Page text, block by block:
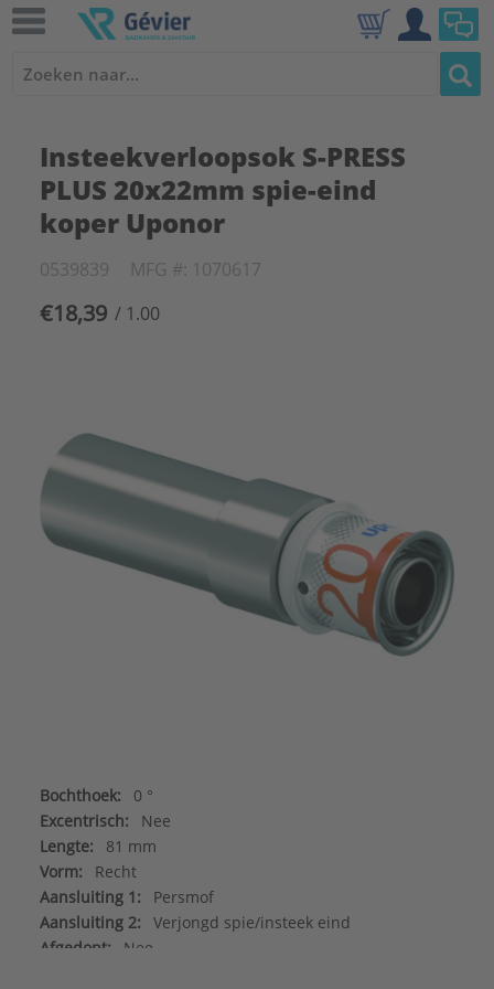
Insteekverloopsok S-PRESS
PLUS 20x22mm spie-eind
koper Uponor
0539839 MFG #: 1070617
€18,39 / 1.00
Bochthoek:
0 °
Excentrisch:
Nee
Lengte:
81 mm
Vorm:
Recht
Aansluiting 1:
Persmof
Aansluiting 2:
Verjongd spie/insteek eind
Afgedopt:
Nee